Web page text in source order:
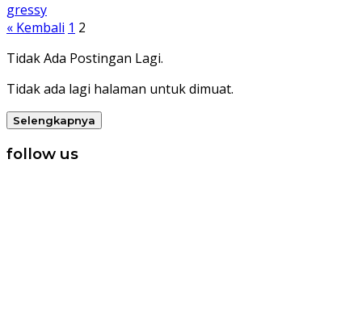
gressy
Paginasi
pos
« Kembali 1 2
Tidak Ada Postingan Lagi.
Tidak ada lagi halaman untuk dimuat.
Selengkapnya
follow us